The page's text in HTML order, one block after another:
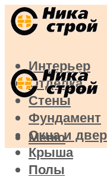
Интерьер
Отделка
Стены
Фундамент
Окна и
Крыша
Полы
Меню